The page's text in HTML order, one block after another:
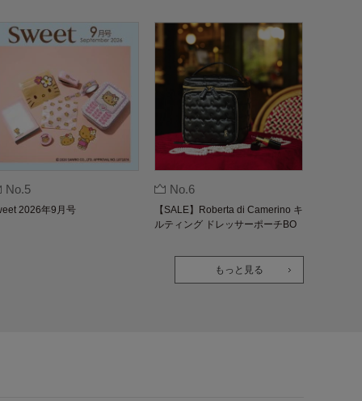
No.5
2026年9月号
No.6
【SALE】Roberta di Camerino キ
ルティング ドレッサーポーチBO
もっと見る